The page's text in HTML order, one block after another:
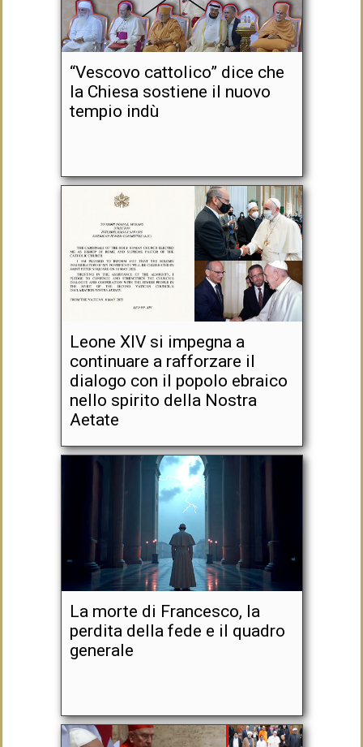
“Vescovo cattolico” dice che
la Chiesa sostiene il nuovo
tempio indù
Leone XIV si impegna a
continuare a rafforzare il
dialogo con il popolo ebraico
nello spirito della Nostra
Aetate
La morte di Francesco, la
perdita della fede e il quadro
generale